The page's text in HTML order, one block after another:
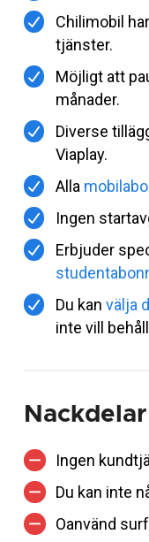
Chilimobil
tjänster.
Möjligt att
månader.
Diverse
Viaplay.
Alla
Ingen
Erbjuder
Du kanvälja
inte vill
Ingen
Du kan inte
Oanvänd